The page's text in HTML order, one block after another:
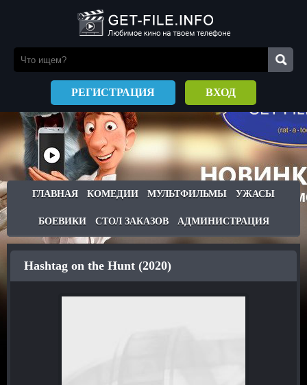
РЕГИСТРАЦИЯ ВХОД
ГЛАВНАЯ КОМЕДИИ МУЛЬТФИЛЬМЫ УЖАСЫ
БОЕВИКИ СТОЛ ЗАКАЗОВ АДМИНИСТРАЦИЯ
Hashtag on the Hunt (2020)